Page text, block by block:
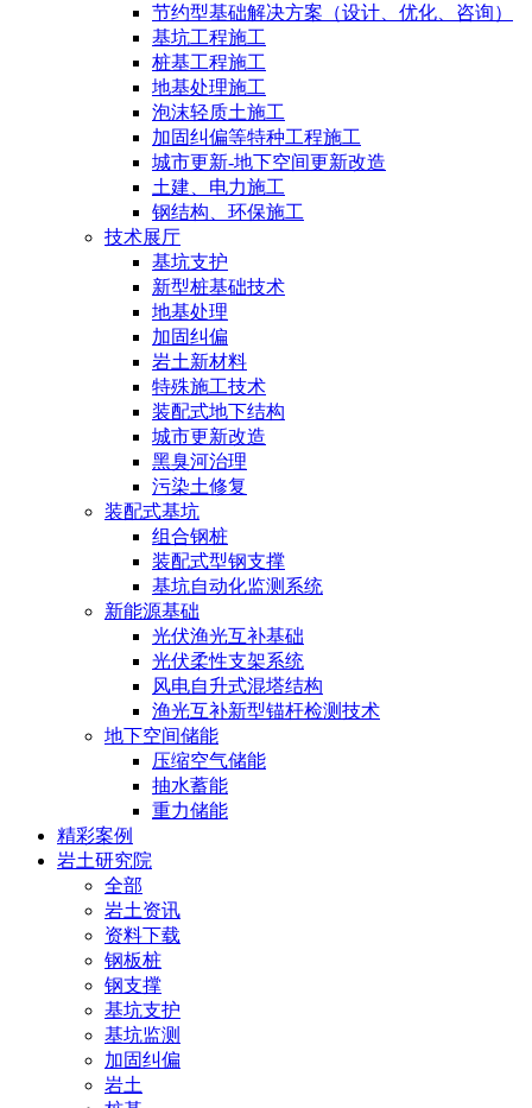
节约型基础解决方案（设计、优化、咨询）
基坑工程施工
桩基工程施工
地基处理施工
泡沫轻质土施工
加固纠偏等特种工程施工
城市更新-地下空间更新改造
土建、电力施工
钢结构、环保施工
技术展厅
基坑支护
新型桩基础技术
地基处理
加固纠偏
岩土新材料
特殊施工技术
装配式地下结构
城市更新改造
黑臭河治理
污染土修复
装配式基坑
组合钢桩
装配式型钢支撑
基坑自动化监测系统
新能源基础
光伏渔光互补基础
光伏柔性支架系统
风电自升式混塔结构
渔光互补新型锚杆检测技术
地下空间储能
压缩空气储能
抽水蓄能
重力储能
精彩案例
岩土研究院
全部
岩土资讯
资料下载
钢板桩
钢支撑
基坑支护
基坑监测
加固纠偏
岩土